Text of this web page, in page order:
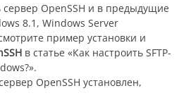
OpenSSH и в предыдущие
8.1, Windows Server
пример установки и
в статье «Как настроить SFTP-
OpenSSH установлен,